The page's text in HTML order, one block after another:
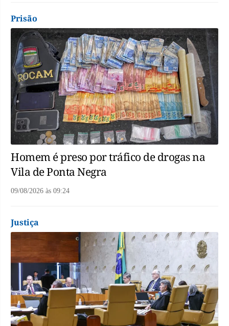
Prisão
Homem é preso por tráfico de drogas na
Vila de Ponta Negra
09/08/2026 às 09:24
Justiça